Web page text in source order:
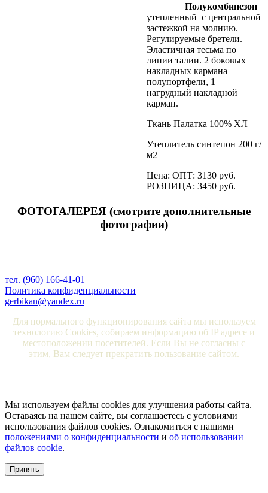
Полукомбинезон
утепленный с центральной
застежкой на молнию.
Регулируемые бретели.
Эластичная тесьма по
линии талии. 2 боковых
накладных кармана
полупортфели, 1
нагрудный накладной
карман.
Ткань Палатка 100% ХЛ
Утеплитель синтепон 200 г/
м2
Цена: ОПТ: 3130 руб. |
РОЗНИЦА: 3450 руб.
ФОТОГАЛЕРЕЯ (смотрите дополнительные
фотографии)
тел. (960) 166-41-01
Политика конфиденциальности
gerbikan@yandex.ru
Для нормального функционирования сайта мы используем
технологию Cookies, собираем информацию об IP адресе и
местоположении посетителей. Если Вы не согласны с
этим, Вам следует прекратить пользование сайтом.
Мы используем файлы cookies для улучшения работы сайта.
Оставаясь на нашем сайте, вы соглашаетесь с условиями
использования файлов cookies. Ознакомиться с нашими
положениями о конфиденциальности и об использовании
файлов cookie.
Принять